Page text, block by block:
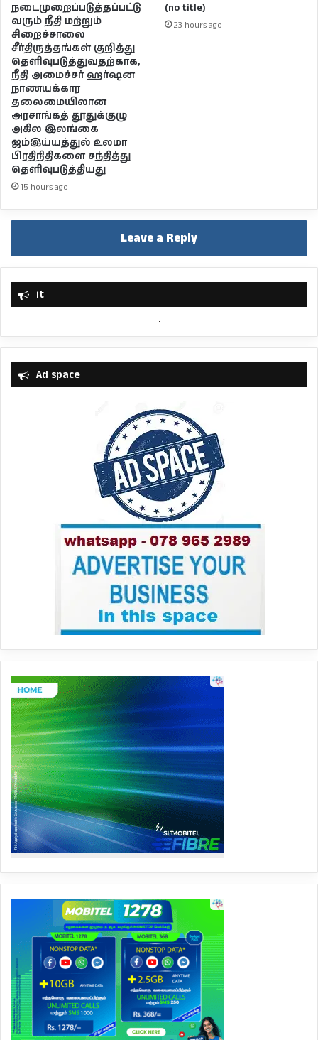
நடைமுறைப்படுத்தப்பட்டு
வரும் நீதி மற்றும்
சிறைச்சாலை
சீர்திருத்தங்கள் குறித்து
தெளிவுபடுத்துவதற்காக,
நீதி அமைச்சர் ஹர்ஷன
நாணயக்கார
தலைமையிலான
அரசாங்கத் தூதுக்குழு
அகில இலங்கை
ஜம்இய்யத்துல் உலமா
பிரதிநிதிகளை சந்தித்து
தெளிவுபடுத்தியது
15 hours ago
(no title)
23 hours ago
Leave a Reply
it
Ad space